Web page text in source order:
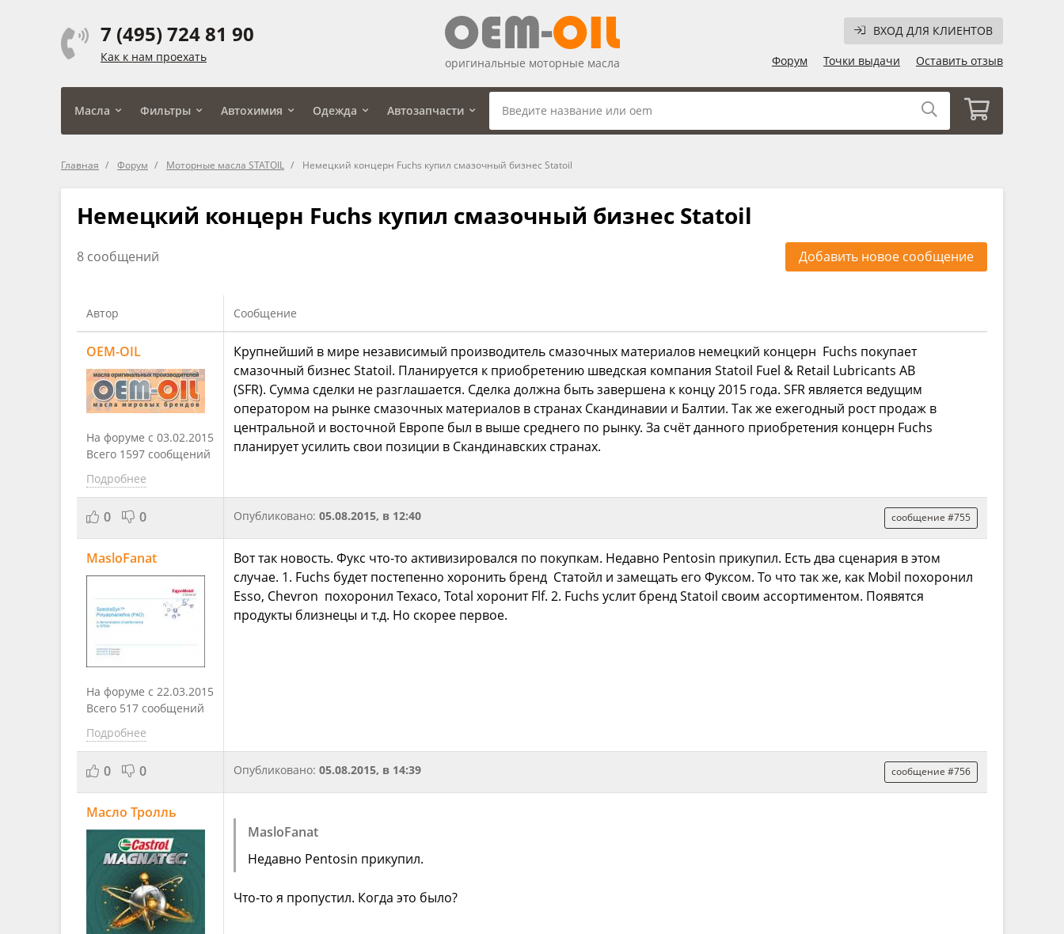
7 (495) 724 81 90
Как к нам проехать
ВХОД ДЛЯ КЛИЕНТОВ
Форум
Точки выдачи Оставить отзыв
оригинальные моторные масла
Масла Фильтры Автохимия Одежда Автозапчасти
Главная Форум Моторные масла STATOIL Немецкий концерн Fuchs купил смазочный бизнес Statoil
Немецкий концерн Fuchs купил смазочный бизнес Statoil
8 сообщений Добавить новое сообщение
Автор Сообщение
OEM-OIL
На форуме с 03.02.2015
Всего 1597 сообщений
Подробнее
Крупнейший в мире независимый производитель смазочных материалов немецкий концерн Fuchs покупает
смазочный бизнес Statoil. Планируется к приобретению шведская компания Statoil Fuel & Retail Lubricants AB
(SFR). Сумма сделки не разглашается. Сделка должна быть завершена к концу 2015 года. SFR является ведущим
оператором на рынке смазочных материалов в странах Скандинавии и Балтии. Так же ежегодный рост продаж в
центральной и восточной Европе был в выше среднего по рынку. За счёт данного приобретения концерн Fuchs
планирует усилить свои позиции в Скандинавских странах.
0 0 Опубликовано: 05.08.2015, в 12:40 сообщение #755
MasloFanat
На форуме с 22.03.2015
Всего 517 сообщений
Подробнее
Вот так новость. Фукс что-то активизировался по покупкам. Недавно Pentosin прикупил. Есть два сценария в этом
случае. 1. Fuchs будет постепенно хоронить бренд Статойл и замещать его Фуксом. То что так же, как Mobil похоронил
Esso, Chevron похоронил Texaco, Total хоронит Flf. 2. Fuchs услит бренд Statoil своим ассортиментом. Появятся
продукты близнецы и т.д. Но скорее первое.
0 0 Опубликовано: 05.08.2015, в 14:39 сообщение #756
Масло Тролль
MasloFanat
Недавно Pentosin прикупил.
Что-то я пропустил. Когда это было?